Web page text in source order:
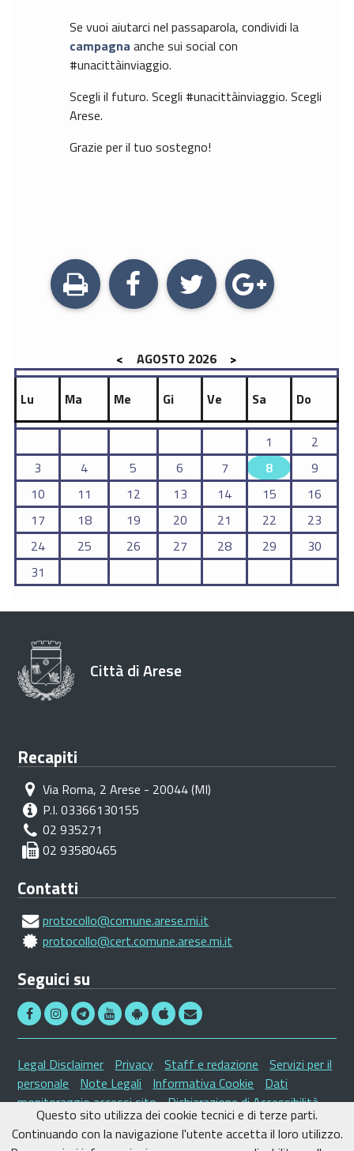
Se vuoi aiutarci nel passaparola, condividi la
campagna anche sui social con
#unacittàinviaggio.
Scegli il futuro. Scegli #unacittàinviaggio. Scegli
Arese.
Grazie per il tuo sostegno!
STAMPA
< AGOSTO 2026 >
Lu Ma Me Gi Ve Sa Do
1
2
3
4 5 6 7 8
9
10
11 12 13 14 15
16
17
18 19 20 21 22
23
24
25 26 27 28 29
30
31
Città di Arese
Recapiti
Via Roma, 2 Arese - 20044 (MI)
P.I. 03366130155
02 935271
02 93580465
Contatti
protocollo@comune.arese.mi.it
protocollo@cert.comune.arese.mi.it
Seguici su
Legal Disclaimer Privacy Staff e redazione
Servizi per il
personale
Note Legali Informativa Cookie
Dati
monitoraggio accessi sito Dichiarazione di Accessibilità
2008 - 2026 Comune di Arese - Tutti i diritti riservati
- Sviluppo a cura di
SI.net Servizi
Questo sito utilizza dei cookie tecnici e di terze parti.
Continuando con la navigazione l'utente accetta il loro utilizzo.